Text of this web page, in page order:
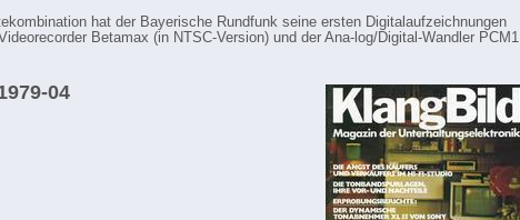
hat der Bayerische Rundfunk seine ersten Digitalaufzeichnungen
Betamax (in NTSC-Version) und der Ana-log/Digital-Wandler PCM1
04